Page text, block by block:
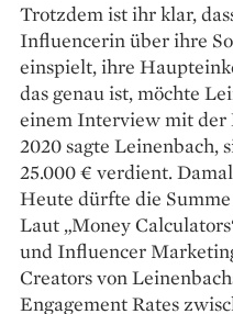
Trotzdem ist ihr klar,
Influencerin über ihre
einspielt, ihre
das genau ist, möchte
einem Interview mit der
2020 sagte Leinenbach,
25.000 € verdient.
Heute dürfte die
Laut „Money
und Influencer
Creators von
Engagement Rates